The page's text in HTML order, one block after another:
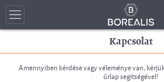
Kapcsolat
Amennyiben kérdése vagy véleménye van,
űrlap segítségével!